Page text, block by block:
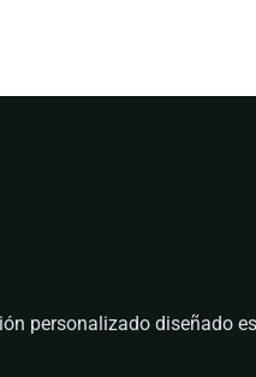
personalizado diseñado